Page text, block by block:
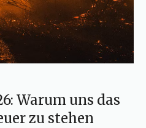
Warum uns das
zu stehen